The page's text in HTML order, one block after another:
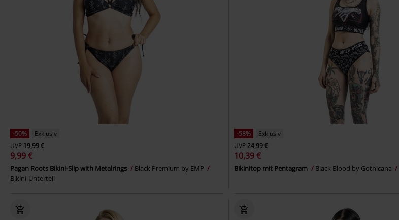
-50%
Exklusiv
UVP19,99 €
9,99 €
Pagan Roots Bikini-Slip with Metalrings
Black Premium by EMP
Bikini-Unterteil
-58%
Exklusiv
UVP24,99 €
10,39 €
Bikinitop mit Pentagram Black Blood by Gothicana